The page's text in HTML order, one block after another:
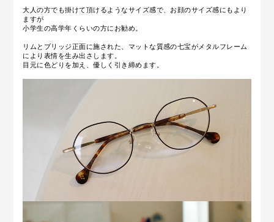
大人の方でも掛けて頂けるようなサイズ感で、お顔のサイズ感にもより
ますが
小学生の高学年くらいの方にお勧め。
リムとブリッジ正面に施された、マットな質感の七宝がメタルフレーム
により表情を生み出さします。
目元に色どりを加え、優しく引き締めます。